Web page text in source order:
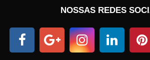
NOSSAS REDES